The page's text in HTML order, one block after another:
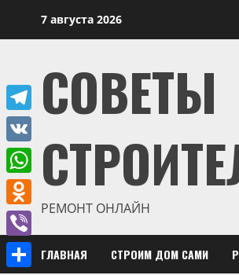
7 августа 2026
СОВЕТЫ
РЕМОНТ ОНЛАЙН
ГЛАВНАЯ СТРОИМ ДОМ САМИ
Telegram
VK
WhatsApp
Odnoklassniki
Viber